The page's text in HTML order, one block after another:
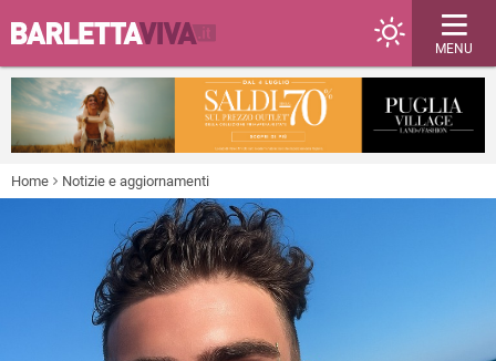
MENU
Home Notizie e aggiornamenti